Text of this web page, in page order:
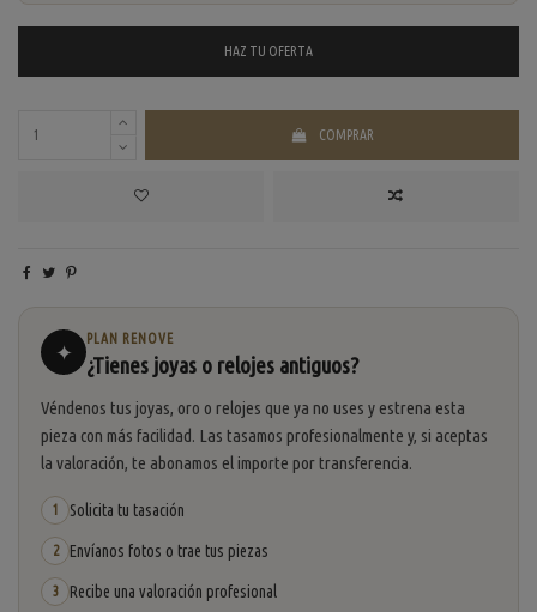
HAZ TU OFERTA
COMPRAR
✦
PLAN RENOVE
¿Tienes joyas o relojes antiguos?
Véndenos tus joyas, oro o relojes que ya no uses y estrena esta
pieza con más facilidad. Las tasamos profesionalmente y, si aceptas
la valoración, te abonamos el importe por transferencia.
1 Solicita tu tasación
2 Envíanos fotos o trae tus piezas
3 Recibe una valoración profesional